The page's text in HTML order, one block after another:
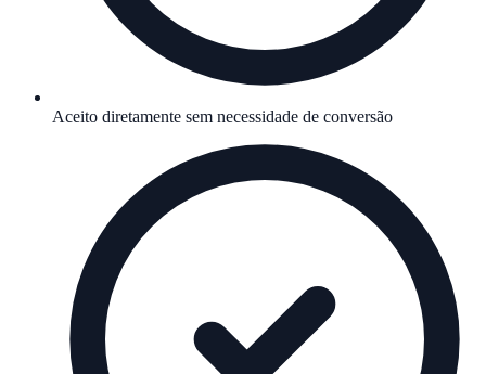
Aceito diretamente sem necessidade de conversão